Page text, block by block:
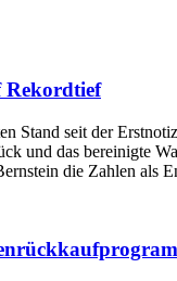
Rekordtief
seit der
und das bereinigte
die Zahlen als